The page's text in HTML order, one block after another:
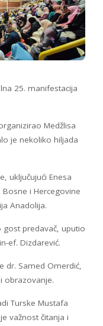
25. manifestacija
Medžlisa
je nekoliko hiljada
uključujući Enesa
i Hercegovine
Anadolija.
predavač, uputio
ef. Dizdarević.
dr. Samed Omerdić,
obrazovanje.
Turske Mustafa
važnost čitanja i